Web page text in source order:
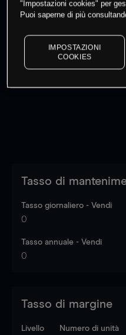
I prezzi sono solo
Tasso di
Tasso giornaliero - Vendi
0
Tasso annuale - Vendi
0
Tasso di margine
Livello Numero di unità
"Impostazioni cookies" per
Puoi saperne di più
IMPOSTAZIONI
COOKIES